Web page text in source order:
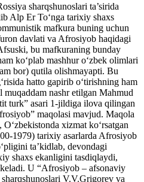
sharqshunoslari ta’sirida
Alp Er To‘nga tarixiy shaxs
mafkura buning uchun
davlati va Afrosiyob haqidagi
bu mafkuraning bunday
ko‘plab mashhur o‘zbek olimlari
bor) qutila olishmayapti. Bu
hatto gapirib o‘tirishning ham
nashr etilgan Mahmud
turk” asari 1-jildiga ilova qilingan
maqolasi mavjud. Maqola
xizmat ko‘rsatgan
1979) tarixiy asarlarda Afrosiyob
ta’kidlab, devondagi
shaxs ekanligini tasdiqlaydi,
U “Afrosiyob – afsonaviy
V.V.Grigorev va